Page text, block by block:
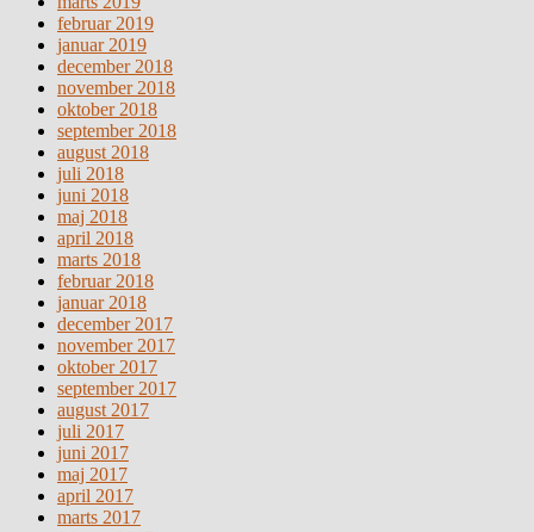
februar 2019
januar 2019
december 2018
november 2018
oktober 2018
september 2018
august 2018
juli 2018
juni 2018
maj 2018
april 2018
marts 2018
februar 2018
januar 2018
december 2017
november 2017
oktober 2017
september 2017
august 2017
juli 2017
juni 2017
maj 2017
april 2017
marts 2017